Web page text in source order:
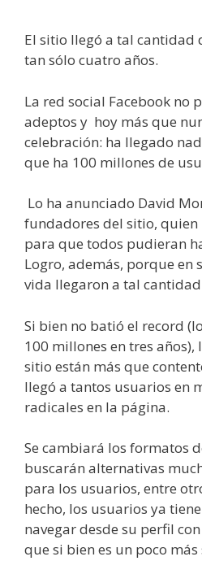
El sitio llegó a tal cantidad
tan sólo cuatro años.
La red social Facebook no
adeptos y hoy más que
celebración: ha llegado
que ha 100 millones de
Lo ha anunciado David
fundadores del sitio, quien
para que todos pudieran
Logro, además, porque en
vida llegaron a tal
Si bien no batió el record
100 millones en tres años),
sitio están más que
llegó a tantos usuarios en
radicales en la página.
Se cambiará los formatos
buscarán alternativas
para los usuarios, entre
hecho, los usuarios ya
navegar desde su perfil
que si bien es un poco